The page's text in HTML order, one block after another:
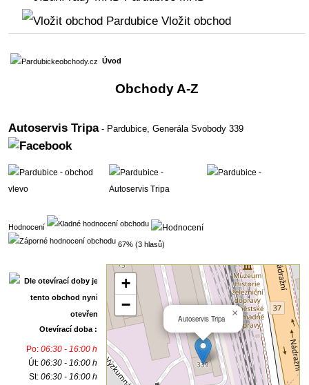
Vložit obchod
Úvod
Obchody A-Z
Autoservis Tripa- Pardubice,Generála Svobody 339
Hodnocení
67% (3 hlasů)
Otevírací doba :
Po:06:30 - 16:00 h
Út:06:30 - 16:00 h
St:06:30 - 16:00 h
Autoservis Tripa ×
+
−